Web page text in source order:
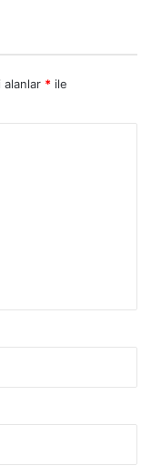
alanlar * ile